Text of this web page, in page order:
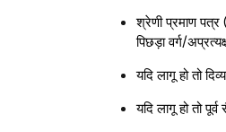
श्रेणी प्रमाण
पिछड़ा वर्ग/
यदि लागू हो तो
यदि लागू हो तो